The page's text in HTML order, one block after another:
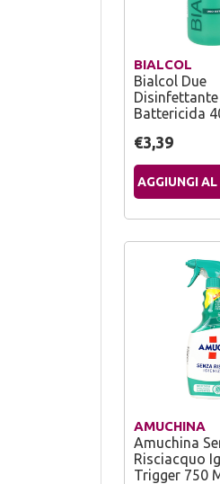
BIALCOL
Bialcol Due
Battericida
€3,39
AGGIUNGI
AMUCHINA
Amuchina
Risciacquo
Trigger 750